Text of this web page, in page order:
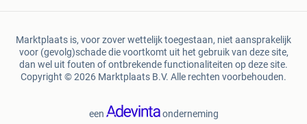
Marktplaats is, voor zover wettelijk toegestaan, niet aansprakelijk
voor (gevolg)schade die voortkomt uit het gebruik van deze site,
dan wel uit fouten of ontbrekende functionaliteiten op deze site.
Copyright © 2026 Marktplaats B.V. Alle rechten voorbehouden.
een onderneming